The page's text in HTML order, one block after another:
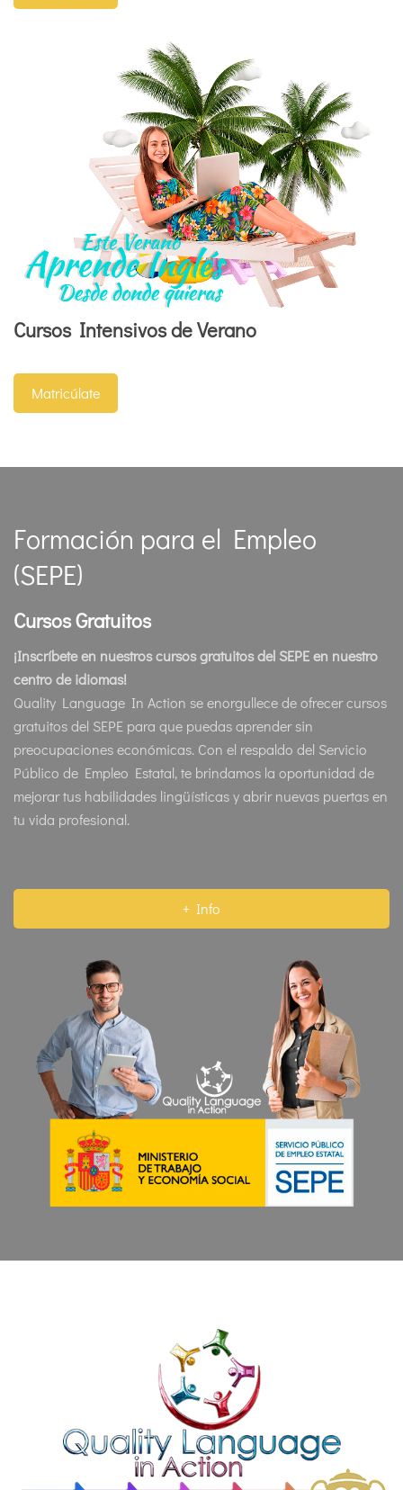
Cursos Intensivos de Verano
Matricúlate
Formación para el Empleo
(SEPE)
Cursos Gratuitos
¡Inscríbete en nuestros cursos gratuitos del SEPE en nuestro
centro de idiomas!
Quality Language In Action se enorgullece de ofrecer cursos
gratuitos del SEPE para que puedas aprender sin
preocupaciones económicas. Con el respaldo del Servicio
Público de Empleo Estatal, te brindamos la oportunidad de
mejorar tus habilidades lingüísticas y abrir nuevas puertas en
tu vida profesional.
+ Info